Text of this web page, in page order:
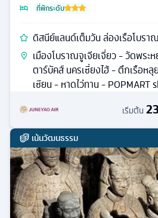
ที่พักระดับ
ดิสนีย์แลนด์เต็มวัน ล่องเรือโบรา
เมืองโบราณจูเจียเจี่ยว - วัดพระ
ตาร์บัคส์ นครเซี่ยงไฮ้ - ตึกเรือห
เซียน - หาดไว่ทาน - POPMART
เริ่มต้น
เน้นวัฒนธรรม